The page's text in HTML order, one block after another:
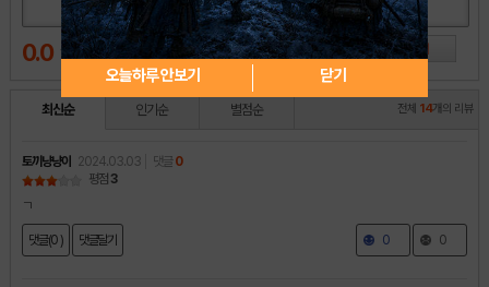
0.0
최신순 인기순 별점순 전체 14개의 리뷰
토끼냥냥이 2024.03.03 댓글 0
평점 3
ㄱ
댓글(0 ) 댓글달기 0 0
오늘하루 안보기 닫기